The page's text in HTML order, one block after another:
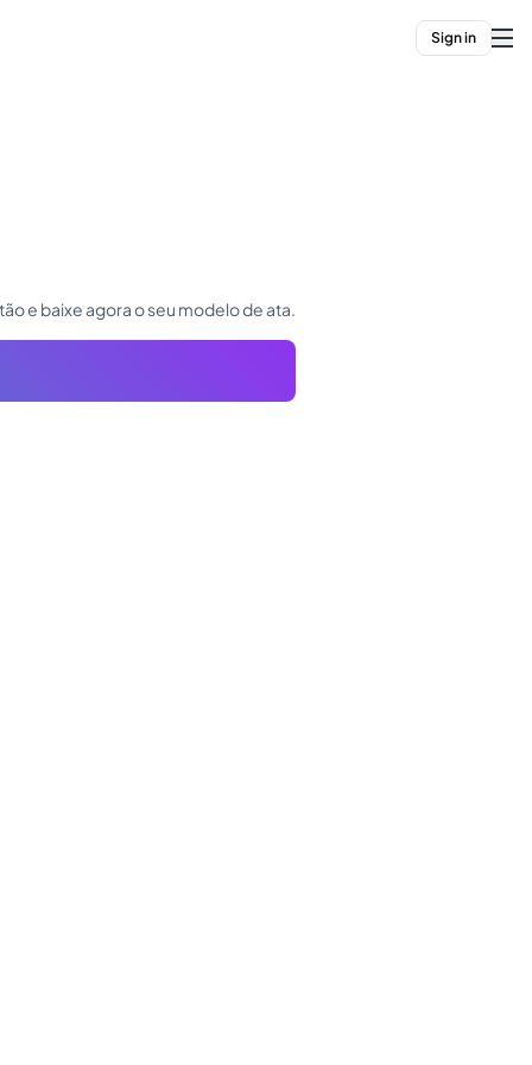
Sign in
e baixe agora o seu modelo de ata.